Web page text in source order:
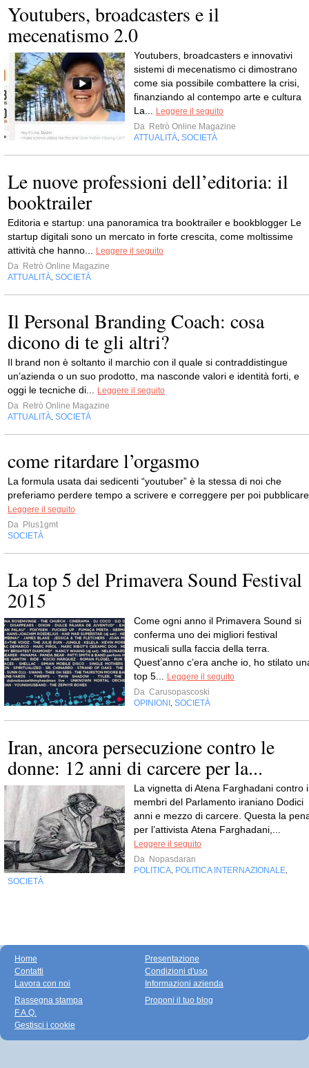
Youtubers, broadcasters e il
mecenatismo 2.0
Youtubers, broadcasters e innovativi
sistemi di mecenatismo ci dimostrano
come sia possibile combattere la crisi,
finanziando al contempo arte e cultura
La...
Leggere il seguito
Da Retrò Online Magazine
ATTUALITÀ SOCIETÀ
Le nuove professioni dell’editoria: il
booktrailer
Editoria e startup: una panoramica tra booktrailer e bookblogger Le
startup digitali sono un mercato in forte crescita, come moltissime
attività che hanno...
Leggere il seguito
Da Retrò Online Magazine
ATTUALITÀ SOCIETÀ
Il Personal Branding Coach: cosa
dicono di te gli altri?
Il brand non è soltanto il marchio con il quale si contraddistingue
un’azienda o un suo prodotto, ma nasconde valori e identità forti, e
oggi le tecniche di...
Leggere il seguito
Da Retrò Online Magazine
ATTUALITÀ SOCIETÀ
come ritardare l’orgasmo
La formula usata dai sedicenti “youtuber” è la stessa di noi che
preferiamo perdere tempo a scrivere e correggere per poi
Leggere il seguito
Da Plus1gmt
SOCIETÀ
La top 5 del Primavera Sound Festival
2015
Come ogni anno il Primavera Sound si
conferma uno dei migliori festival
musicali sulla faccia della terra.
Quest’anno c’era anche io, ho stilato
top 5...
Leggere il seguito
Da Carusopascoski
OPINIONI
SOCIETÀ
Iran, ancora persecuzione contro le
donne: 12 anni di carcere per la...
La vignetta di Atena Farghadani contro i
membri del Parlamento iraniano Dodici
anni e mezzo di carcere. Questa la
per l’attivista Atena Farghadani,...
Leggere il seguito
Da Nopasdaran
POLITICA POLITICA INTERNAZIONALE
SOCIETÀ
Home
Contatti
Lavora con noi
Presentazione
Condizioni d'uso
Informazioni azienda
Rassegna stampa
F.A.Q.
Gestisci i cookie
Proponi il tuo blog